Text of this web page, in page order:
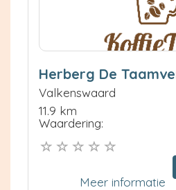
Herberg De
Valkenswaard
11.9 km
Waardering:
Meer informatie